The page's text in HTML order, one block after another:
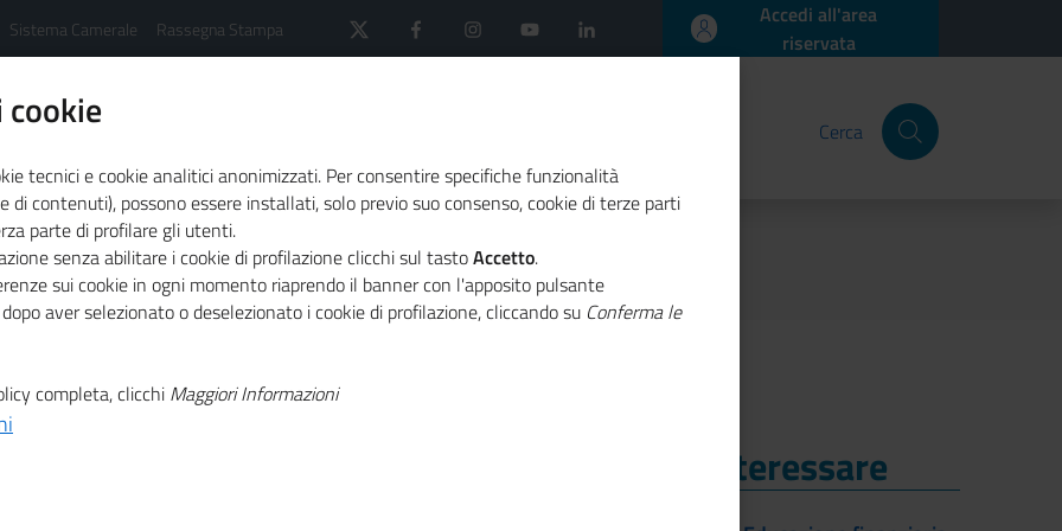
Sistema Camerale Rassegna Stampa
Accedi all'area
riservata
Cerca
sistema camerale
Agenda
Pisa la prima tappa del 2022
che fanno
tappa del
Ti Potrebbe Interessare
tecnici e cookie analitici anonimizzati. Per consentire specifiche funzionalità
di contenuti), possono essere installati, solo previo suo consenso, cookie di terze parti
parte di profilare gli utenti.
senza abilitare i cookie di profilazione clicchi sul tastoAccetto.
sui cookie in ogni momento riaprendo il banner con l'apposito pulsante
aver selezionato o deselezionato i cookie di profilazione, cliccando su Conferma le
completa, clicchi Maggiori Informazioni